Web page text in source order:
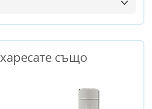
харесате също